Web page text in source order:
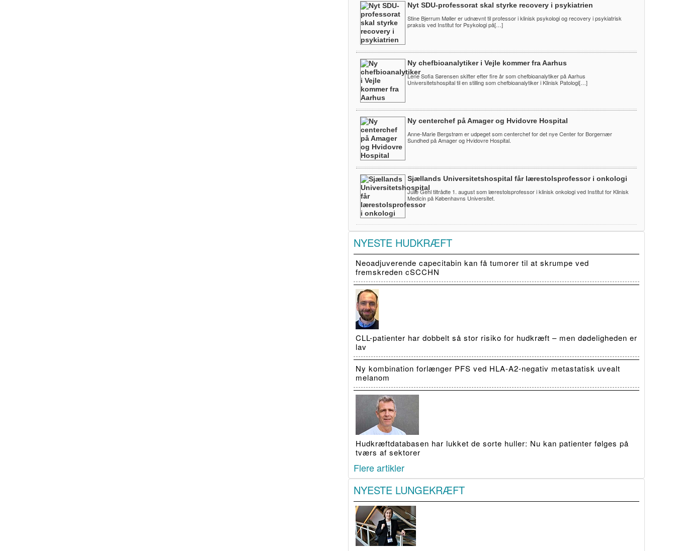
Nyt SDU-professorat skal styrke recovery i psykiatrien
Stine Bjerrum Møller er udnævnt til professor i klinisk psykologi og recovery i psykiatrisk
praksis ved Institut for Psykologi på[…]
Ny chefbioanalytiker i Vejle kommer fra Aarhus
Lene Sofia Sørensen skifter efter fire år som chefbioanalytiker på Aarhus
Universitetshospital til en stilling som chefbioanalytiker i Klinisk Patologi[…]
Ny centerchef på Amager og Hvidovre Hospital
Anne-Marie Bergstrøm er udpeget som centerchef for det nye Center for Borgernær
Sundhed på Amager og Hvidovre Hospital.
Sjællands Universitetshospital får lærestolsprofessor i onkologi
Julie Gehl tiltrådte 1. august som lærestolsprofessor i klinisk onkologi ved Institut for Klinisk
Medicin på Københavns Universitet.
NYESTE HUDKRÆFT
Neoadjuverende capecitabin kan få tumorer til at skrumpe ved
fremskreden cSCCHN
CLL-patienter har dobbelt så stor risiko for hudkræft – men dødeligheden er
lav
Ny kombination forlænger PFS ved HLA-A2-negativ metastatisk uvealt
melanom
Hudkræftdatabasen har lukket de sorte huller: Nu kan patienter følges på
tværs af sektorer
Flere artikler
NYESTE LUNGEKRÆFT